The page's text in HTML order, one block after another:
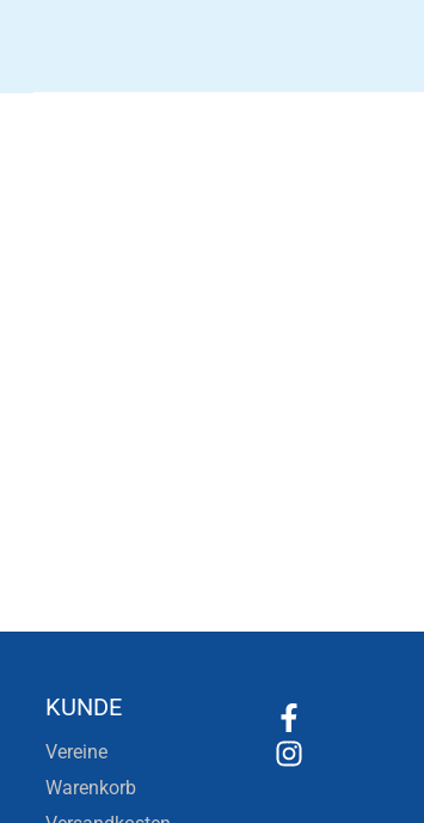
KUNDE
Vereine
Warenkorb